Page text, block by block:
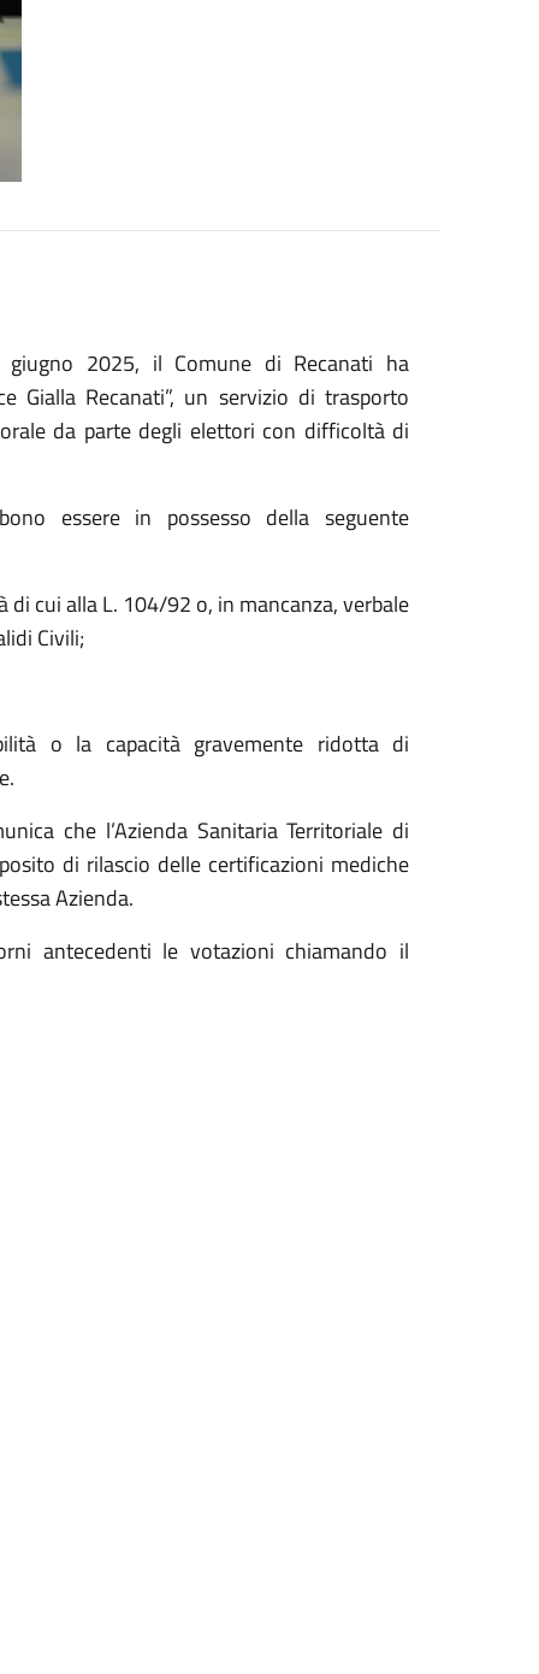
2025, il Comune di Recanati ha
Gialla Recanati”, un servizio di trasporto
da parte degli elettori con difficoltà di
essere in possesso della seguente
cui alla L. 104/92 o, in mancanza, verbale
Civili;
o la capacità gravemente ridotta di
che l’Azienda Sanitaria Territoriale di
di rilascio delle certificazioni mediche
Azienda.
antecedenti le votazioni chiamando il